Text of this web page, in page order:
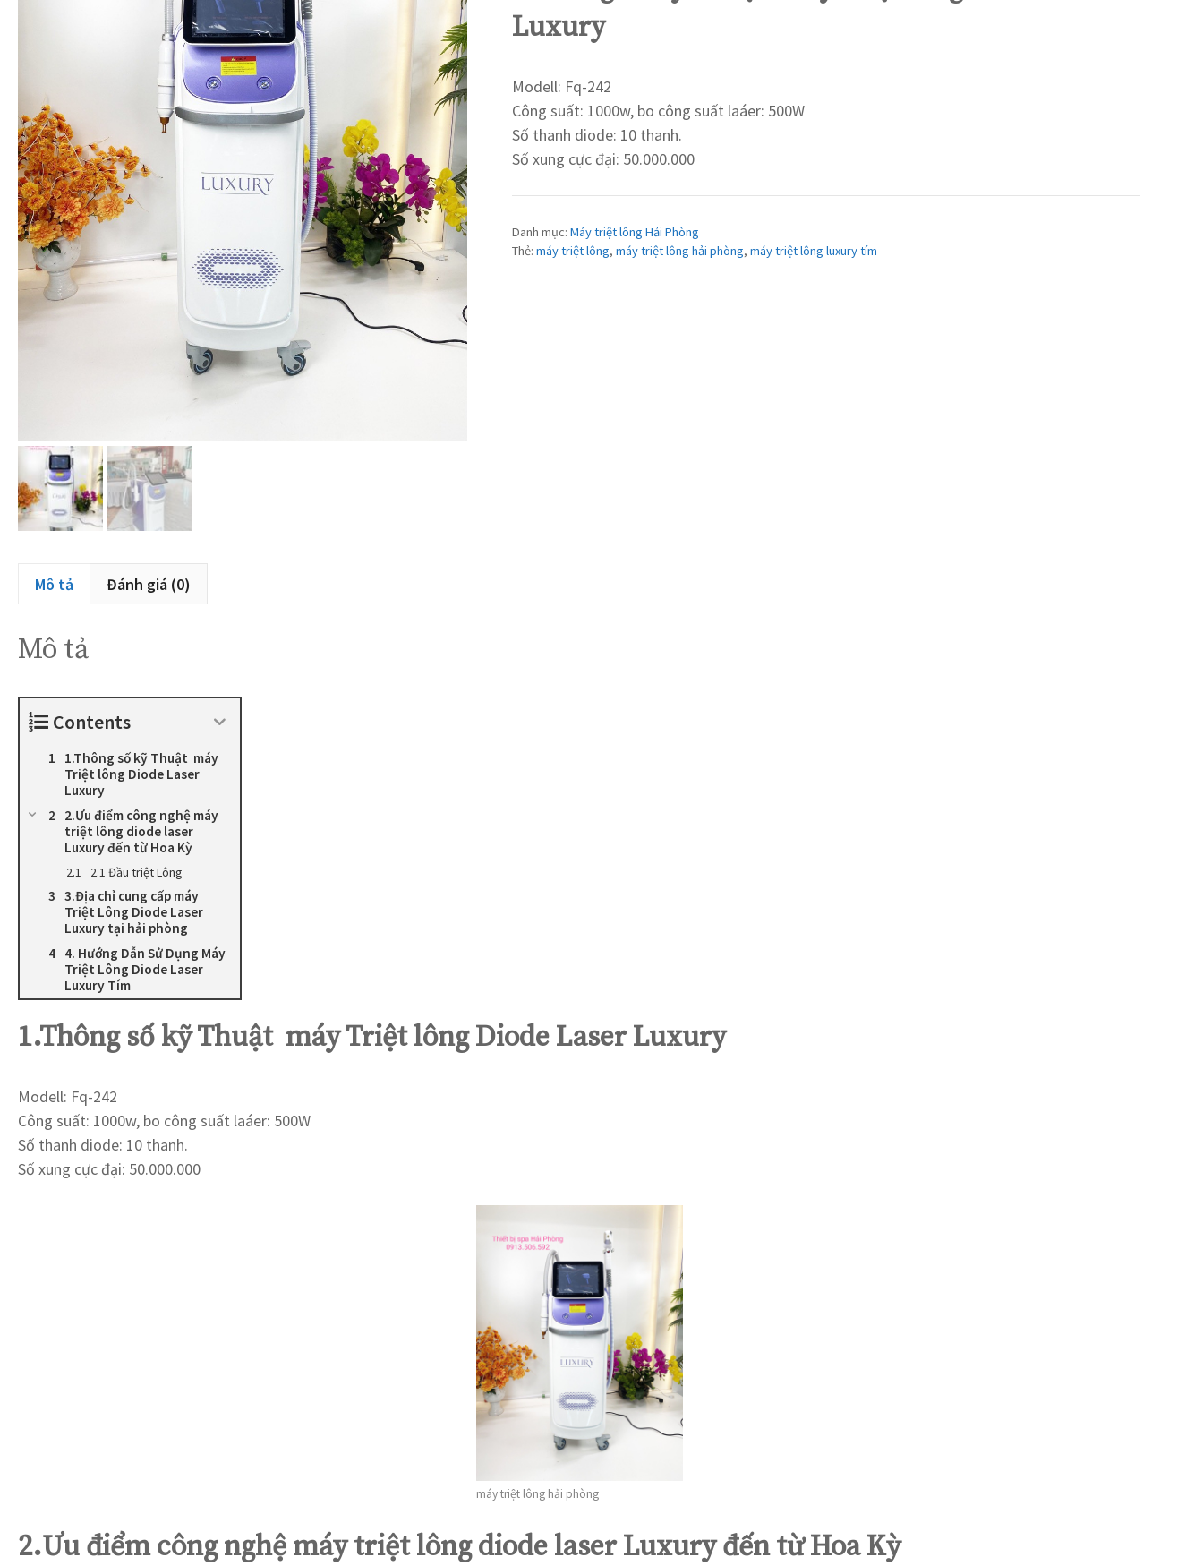
Luxury
Modell: Fq-242
Công suất: 1000w, bo công suất laáer: 500W
Số thanh diode: 10 thanh.
Số xung cực đại: 50.000.000
Danh mục: Máy triệt lông Hải Phòng
Thẻ: máy triệt lông, máy triệt lông hải phòng, máy triệt lông luxury tím
Mô tả Đánh giá (0)
Mô tả
Contents
1.Thông số kỹ Thuật máy
Triệt lông Diode Laser
Luxury
2.Ưu điểm công nghệ máy
triệt lông diode laser
Luxury đến từ Hoa Kỳ
2.1 Đầu triệt Lông
3.Địa chỉ cung cấp máy
Triệt Lông Diode Laser
Luxury tại hải phòng
4. Hướng Dẫn Sử Dụng Máy
Triệt Lông Diode Laser
Luxury Tím
1.Thông số kỹ Thuật máy Triệt lông Diode Laser Luxury
Modell: Fq-242
Công suất: 1000w, bo công suất laáer: 500W
Số thanh diode: 10 thanh.
Số xung cực đại: 50.000.000
máy triệt lông hải phòng
2.Ưu điểm công nghệ máy triệt lông diode laser Luxury đến từ Hoa Kỳ